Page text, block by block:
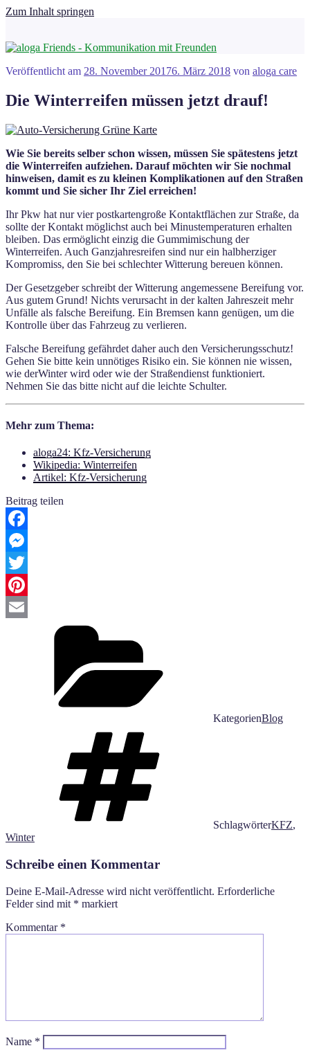
Zum Inhalt springen
Veröffentlicht am 28. November 20176. März 2018 von aloga care
Die Winterreifen müssen jetzt drauf!
Wie Sie bereits selber schon wissen, müssen Sie spätestens jetzt
die Winterreifen aufziehen. Darauf möchten wir Sie nochmal
hinweisen, damit es zu kleinen Komplikationen auf den Straßen
kommt und Sie sicher Ihr Ziel erreichen!
Ihr Pkw hat nur vier postkartengroße Kontaktflächen zur Straße, da
sollte der Kontakt möglichst auch bei Minustemperaturen erhalten
bleiben. Das ermöglicht einzig die Gummimischung der
Winterreifen. Auch Ganzjahresreifen sind nur ein halbherziger
Kompromiss, den Sie bei schlechter Witterung bereuen können.
Der Gesetzgeber schreibt der Witterung angemessene Bereifung vor.
Aus gutem Grund! Nichts verursacht in der kalten Jahreszeit mehr
Unfälle als falsche Bereifung. Ein Bremsen kann genügen, um die
Kontrolle über das Fahrzeug zu verlieren.
Falsche Bereifung gefährdet daher auch den Versicherungsschutz!
Gehen Sie bitte kein unnötiges Risiko ein. Sie können nie wissen,
wie derWinter wird oder wie der Straßendienst funktioniert.
Nehmen Sie das bitte nicht auf die leichte Schulter.
Mehr zum Thema:
aloga24: Kfz-Versicherung
Wikipedia: Winterreifen
Artikel: Kfz-Versicherung
Beitrag teilen
Facebook
Messenger
Twitter
Pinterest
KategorienBlog
SchlagwörterKFZ,
Winter
Schreibe einen Kommentar
Deine E-Mail-Adresse wird nicht veröffentlicht. Erforderliche
Felder sind mit * markiert
Kommentar *
Name *